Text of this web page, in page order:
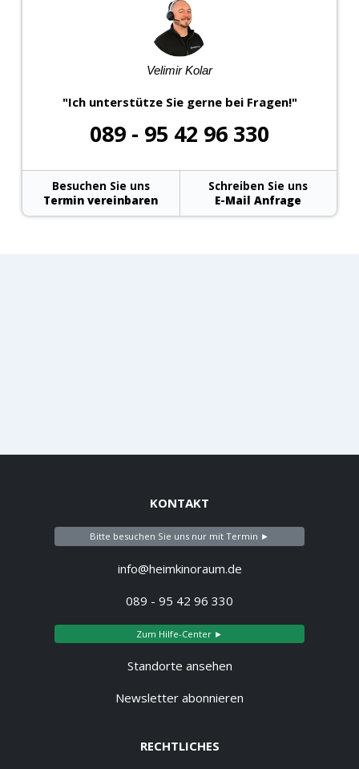
Velimir Kolar
"Ich unterstütze Sie gerne bei Fragen!"
089 - 95 42 96 330
Besuchen Sie uns
Termin vereinbaren
Schreiben Sie uns
E-Mail Anfrage
KONTAKT
Bitte besuchen Sie uns nur mit Termin ►
info@heimkinoraum.de
089 - 95 42 96 330
Zum Hilfe-Center ►
Standorte ansehen
Newsletter abonnieren
RECHTLICHES